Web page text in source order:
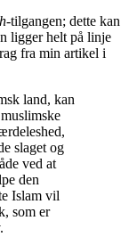
tilgangen; dette kan
ligger helt på linje
fra min artikel i
land, kan
slaget og
ved at
den
Islam vil
som er